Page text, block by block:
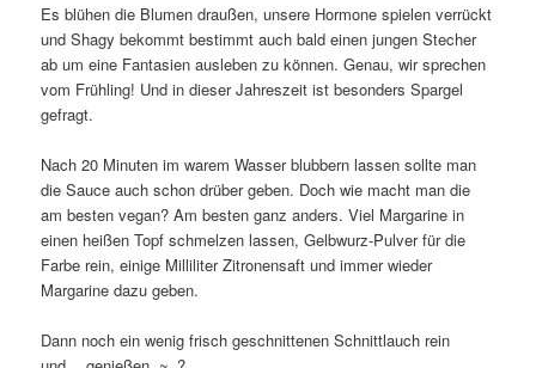
Es blühen die Blumen draußen, unsere Hormone spielen verrückt
und Shagy bekommt bestimmt auch bald einen jungen Stecher
ab um eine Fantasien ausleben zu können. Genau, wir sprechen
vom Frühling! Und in dieser Jahreszeit ist besonders Spargel
gefragt.
Nach 20 Minuten im warem Wasser blubbern lassen sollte man
die Sauce auch schon drüber geben. Doch wie macht man die
am besten vegan? Am besten ganz anders. Viel Margarine in
einen heißen Topf schmelzen lassen, Gelbwurz-Pulver für die
Farbe rein, einige Milliliter Zitronensaft und immer wieder
Margarine dazu geben.
Dann noch ein wenig frisch geschnittenen Schnittlauch rein